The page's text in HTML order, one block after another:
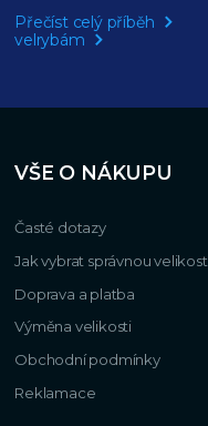
Přečíst celý příběh
velrybám
VŠE O NÁKUPU
Časté dotazy
Jak vybrat správnou velikost
Doprava a platba
Výměna velikosti
Obchodní podmínky
Reklamace